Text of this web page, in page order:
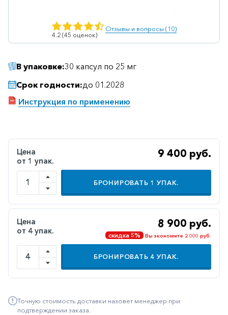
Гепатопротекторы
Желудочно-
кишечные
Иммунодепрессанты
Иммуностимуляторы
Метаболизм
Минеральный
обмен
Наружные
Неврологические
4.2 (45 оценок)
Отзывы и вопросы (10)
В упаковке:30 капсул по 25 мг
Срок годности:до 01.2028
Инструкция по применению
Цена
от 1 упак.
9 400 руб.
БРОНИРОВАТЬ 1 УПАК.
Цена
от 4 упак.
8 900 руб.
скидка 5% Вы экономите 2 000 руб.
БРОНИРОВАТЬ4 УПАК.
Точную стоимость доставки назовет менеджер при
подтверждении заказа.